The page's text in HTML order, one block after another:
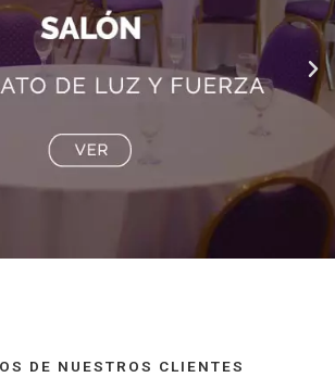
DE NUESTROS CLIENTES